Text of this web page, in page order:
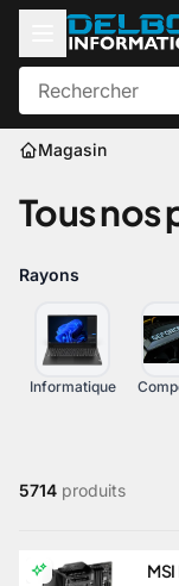
Magasin
Tous nos
Rayons
Informatique
5714 produits